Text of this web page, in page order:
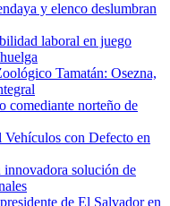
y elenco deslumbran
laboral en juego
Tamatán: Osezna,
comediante norteño de
con Defecto en
solución de
de El Salvador en